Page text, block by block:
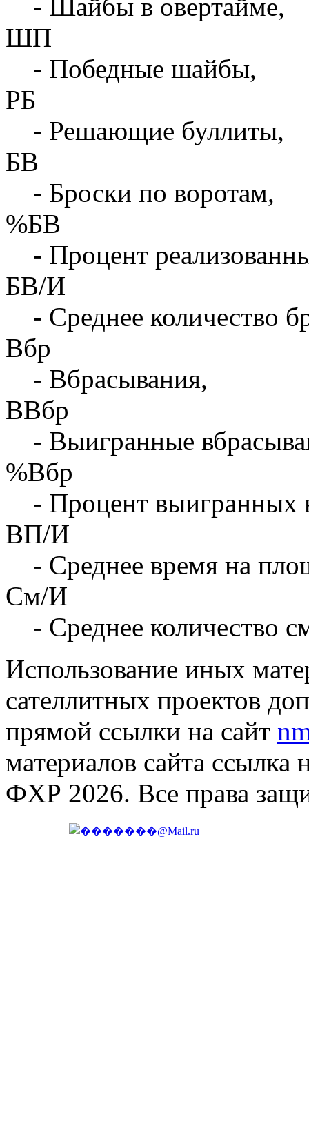
- Шайбы в овертайме,
ШП
- Победные шайбы,
РБ
- Решающие буллиты,
БВ
- Броски по воротам,
%БВ
- Процент
БВ/И
- Среднее количество
Вбр
- Вбрасывания,
ВВбр
- Выигранные
%Вбр
- Процент выигранных
ВП/И
- Среднее время на
См/И
- Среднее количество
Использование иных
сателлитных проектов
прямой ссылки на сайт
материалов сайта ссылка
ФХР 2026. Все права